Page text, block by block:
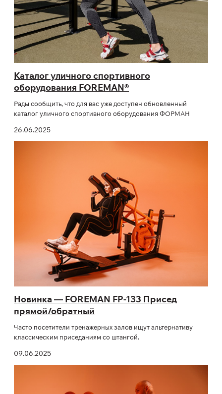
Каталог уличного спортивного
оборудования FOREMAN®
Рады сообщить, что для вас уже доступен обновленный
каталог уличного спортивного оборудования ФОРМАН
26.06.2025
Новинка — FOREMAN FP-133 Присед
прямой/обратный
Часто посетители тренажерных залов ищут альтернативу
классическим приседаниям со штангой.
09.06.2025